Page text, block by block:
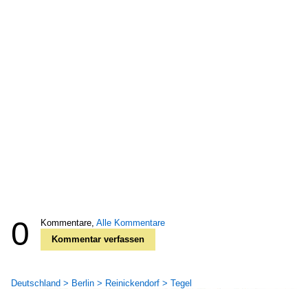
0 Kommentare, Alle Kommentare
Kommentar verfassen
Deutschland > Berlin > Reinickendorf > Tegel